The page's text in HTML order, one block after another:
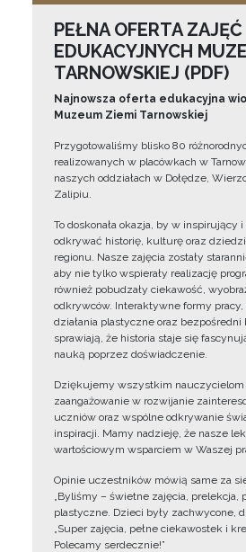
PEŁNA OFERTA ZAJĘĆ
EDUKACYJNYCH
TARNOWSKIEJ (PDF)
Najnowsza oferta edukacyjna
Muzeum Ziemi Tarnowskiej
Przygotowaliśmy blisko 80
realizowanych w placówkach w
naszych oddziałach w Dołędze,
Zalipiu.
To doskonała okazja, by w inspirujący
odkrywać historię, kulturę oraz
regionu. Nasze zajęcia zostały
aby nie tylko wspierały realizację
również pobudzały ciekawość,
odkrywców. Interaktywne formy
działania plastyczne oraz
sprawiają, że historia staje się
nauką poprzez doświadczenie.
Dziękujemy wszystkim nauczycielom
zaangażowanie w rozwijanie
uczniów oraz wspólne odkrywanie
inspiracji. Mamy nadzieję, że nasze
wartościowym wsparciem w Waszej
Opinie uczestników mówią same za
„Byliśmy – świetne zajęcia, prelekcja,
plastyczne. Dzieci były zachwycone,
„Super zajęcia, pełne ciekawostek i
Polecamy serdecznie!”